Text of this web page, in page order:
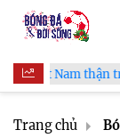
trọng trước
Trang chủ